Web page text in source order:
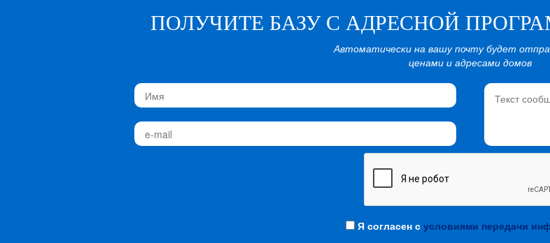
ПОЛУЧИТЕ БАЗУ С АДРЕСНОЙ
Автоматически на вашу почту будет
ценами и адресами домов
Я согласен с условиями передачи